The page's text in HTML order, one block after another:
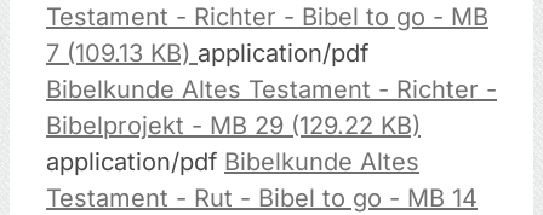
Testament - Richter - Bibel to go - MB
7 (109.13 KB) application/pdf
Bibelkunde Altes Testament - Richter -
Bibelprojekt - MB 29 (129.22 KB)
application/pdf Bibelkunde Altes
Testament - Rut - Bibel to go - MB 14